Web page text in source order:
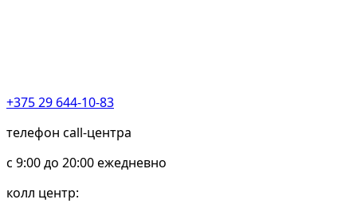
+375 29 644-10-83
телефон call-центра
c 9:00 до 20:00 ежедневно
колл центр: